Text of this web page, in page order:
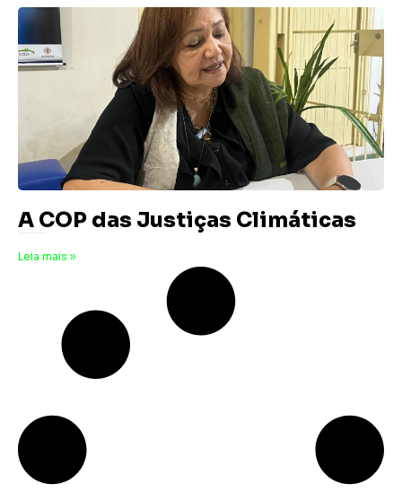
A COP das Justiças Climáticas
Leia mais »